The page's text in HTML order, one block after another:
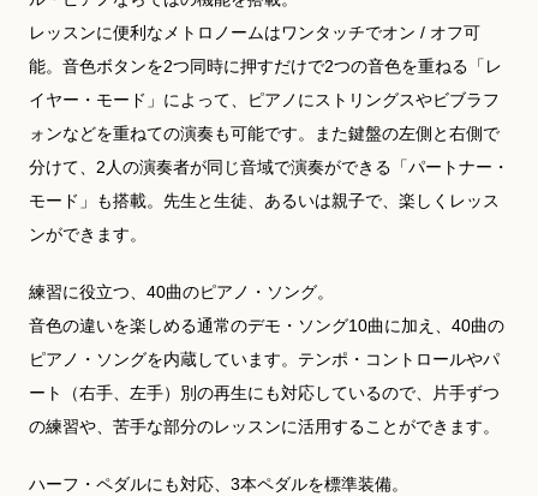
レッスンに便利なメトロノームはワンタッチでオン / オフ可
能。音色ボタンを2つ同時に押すだけで2つの音色を重ねる「レ
イヤー・モード」によって、ピアノにストリングスやビブラフ
ォンなどを重ねての演奏も可能です。また鍵盤の左側と右側で
分けて、2人の演奏者が同じ音域で演奏ができる「パートナー・
モード」も搭載。先生と生徒、あるいは親子で、楽しくレッス
ンができます。
練習に役立つ、40曲のピアノ・ソング。
音色の違いを楽しめる通常のデモ・ソング10曲に加え、40曲の
ピアノ・ソングを内蔵しています。テンポ・コントロールやパ
ート（右手、左手）別の再生にも対応しているので、片手ずつ
の練習や、苦手な部分のレッスンに活用することができます。
ハーフ・ペダルにも対応、3本ペダルを標準装備。